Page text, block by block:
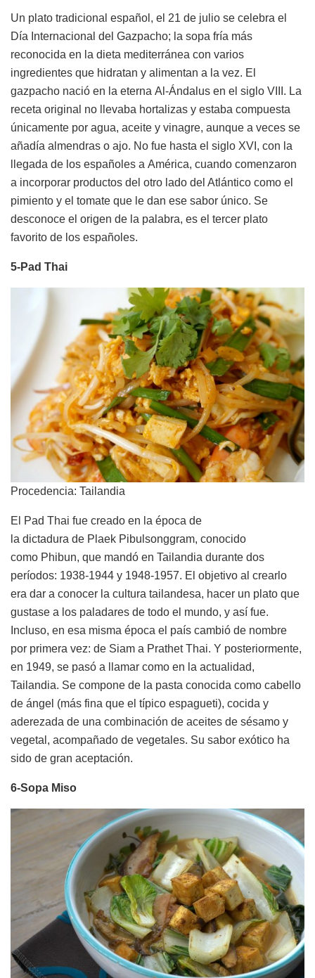
Un plato tradicional español, el 21 de julio se celebra el
Día Internacional del Gazpacho; la sopa fría más
reconocida en la dieta mediterránea con varios
ingredientes que hidratan y alimentan a la vez. El
gazpacho nació en la eterna Al-Ándalus en el siglo VIII. La
receta original no llevaba hortalizas y estaba compuesta
únicamente por agua, aceite y vinagre, aunque a veces se
añadía almendras o ajo. No fue hasta el siglo XVI, con la
llegada de los españoles a América, cuando comenzaron
a incorporar productos del otro lado del Atlántico como el
pimiento y el tomate que le dan ese sabor único. Se
desconoce el origen de la palabra, es el tercer plato
favorito de los españoles.
5-Pad Thai
Procedencia: Tailandia
El Pad Thai fue creado en la época de
la dictadura de Plaek Pibulsonggram, conocido
como Phibun, que mandó en Tailandia durante dos
períodos: 1938-1944 y 1948-1957. El objetivo al crearlo
era dar a conocer la cultura tailandesa, hacer un plato que
gustase a los paladares de todo el mundo, y así fue.
Incluso, en esa misma época el país cambió de nombre
por primera vez: de Siam a Prathet Thai. Y posteriormente,
en 1949, se pasó a llamar como en la actualidad,
Tailandia. Se compone de la pasta conocida como cabello
de ángel (más fina que el típico espagueti), cocida y
aderezada de una combinación de aceites de sésamo y
vegetal, acompañado de vegetales. Su sabor exótico ha
sido de gran aceptación.
6-Sopa Miso